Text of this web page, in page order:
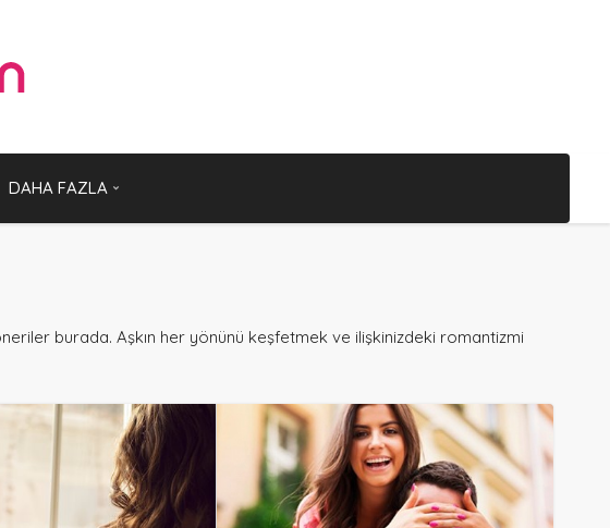
DAHA FAZLA
burada. Aşkın her yönünü keşfetmek ve ilişkinizdeki romantizmi